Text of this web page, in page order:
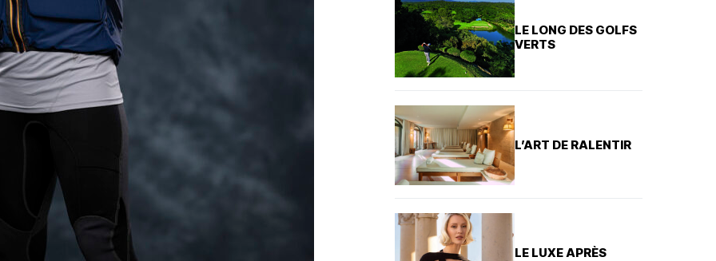
LE LONG DES GOLFS
VERTS
L’ART DE RALENTIR
LE LUXE APRÈS